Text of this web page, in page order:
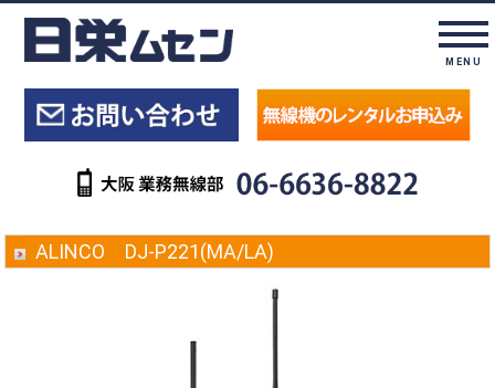
MENU
ALINCO DJ-P221(MA/LA)